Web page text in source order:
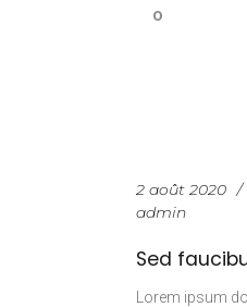
0
2 août 2020
admin
Sed
Lorem ipsum